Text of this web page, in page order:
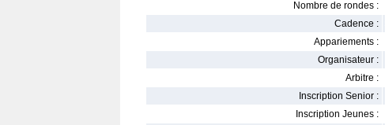
Nombre de rondes :
Cadence :
Appariements :
Organisateur :
Arbitre :
Inscription Senior :
Inscription Jeunes :